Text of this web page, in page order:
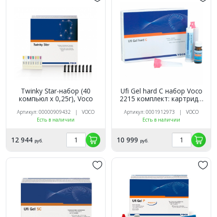
Twinky Star-набор (40
компьюл х 0,25г), Voco
Артикул: 00000909432 | VOCO
Есть в наличии
12 944 руб.
Ufi Gel hard C набор Voco
2215 комплект: картридж
10 мл, принадлежности
Артикул: 0001912973 | VOCO
Есть в наличии
10 999 руб.